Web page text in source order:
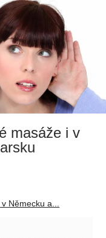
masáže i v
Německu a...